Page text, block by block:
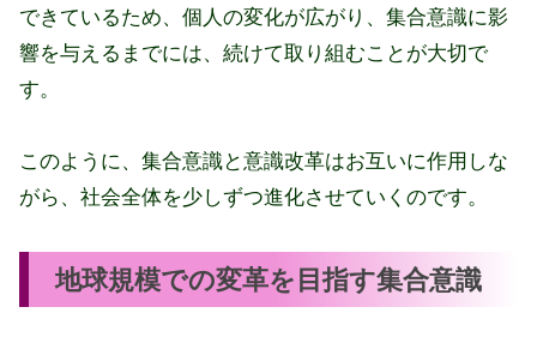
できているため、個人の変化が広がり、集合意識に影
響を与えるまでには、続けて取り組むことが大切で
す。
このように、集合意識と意識改革はお互いに作用しな
がら、社会全体を少しずつ進化させていくのです。
地球規模での変革を目指す集合意識